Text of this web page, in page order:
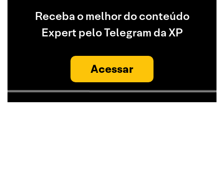
Receba o melhor do conteúdo
Expert pelo Telegram da XP
Acessar